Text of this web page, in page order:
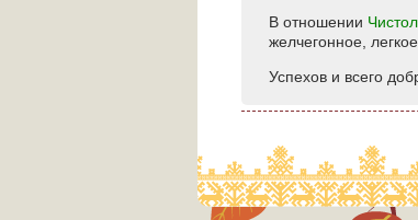
В отношении
желчегонное,
Успехов и всего